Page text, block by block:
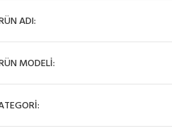
ADI:
MODELİ: